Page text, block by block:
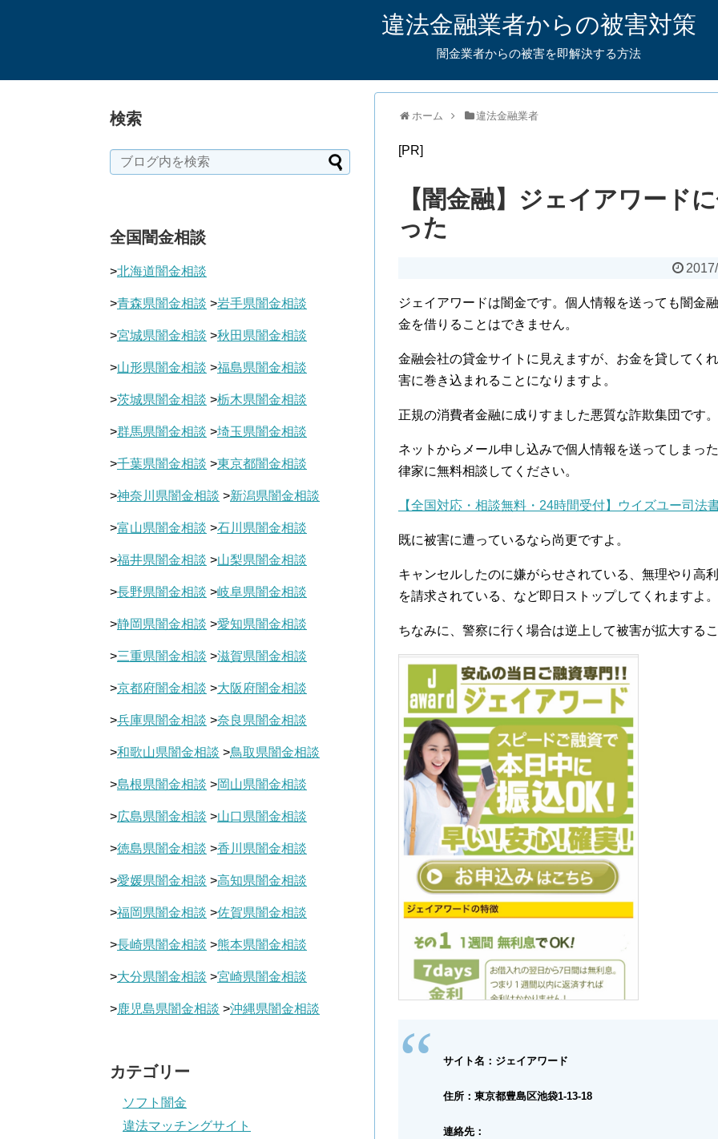
違法金融業者からの被害対策
闇金業者からの被害を即解決する方法
ホーム 違法金融業者
[PR]
【闇金融】ジェイアワード
った
ジェイアワードは闇金です。個人情報を送っても闇金
金を借りることはできません。
金融会社の貸金サイトに見えますが、お金を貸してく
害に巻き込まれることになりますよ。
正規の消費者金融に成りすました悪質な詐欺集団です。
ネットからメール申し込みで個人情報を送ってしまっ
律家に無料相談してください。
【全国対応・相談無料・24時間受付】ウイズユー司法
既に被害に遭っているなら尚更ですよ。
キャンセルしたのに嫌がらせされている、無理やり高
を請求されている、など即日ストップしてくれますよ。
ちなみに、警察に行く場合は逆上して被害が拡大する
サイト名：ジェイアワード
住所：東京都豊島区池袋1-13-18
連絡先：
検索
全国闇金相談
>北海道闇金相談
>青森県闇金相談 >岩手県闇金相談
>宮城県闇金相談 >秋田県闇金相談
>山形県闇金相談 >福島県闇金相談
>茨城県闇金相談 >栃木県闇金相談
>群馬県闇金相談 >埼玉県闇金相談
>千葉県闇金相談 >東京都闇金相談
>神奈川県闇金相談 >新潟県闇金相談
>富山県闇金相談 >石川県闇金相談
>福井県闇金相談 >山梨県闇金相談
>長野県闇金相談 >岐阜県闇金相談
>静岡県闇金相談 >愛知県闇金相談
>三重県闇金相談 >滋賀県闇金相談
>京都府闇金相談 >大阪府闇金相談
>兵庫県闇金相談 >奈良県闇金相談
>和歌山県闇金相談 >鳥取県闇金相談
>島根県闇金相談 >岡山県闇金相談
>広島県闇金相談 >山口県闇金相談
>徳島県闇金相談 >香川県闇金相談
>愛媛県闇金相談 >高知県闇金相談
>福岡県闇金相談 >佐賀県闇金相談
>長崎県闇金相談 >熊本県闇金相談
>大分県闇金相談 >宮崎県闇金相談
>鹿児島県闇金相談 >沖縄県闇金相談
カテゴリー
ソフト闇金
違法マッチングサイト